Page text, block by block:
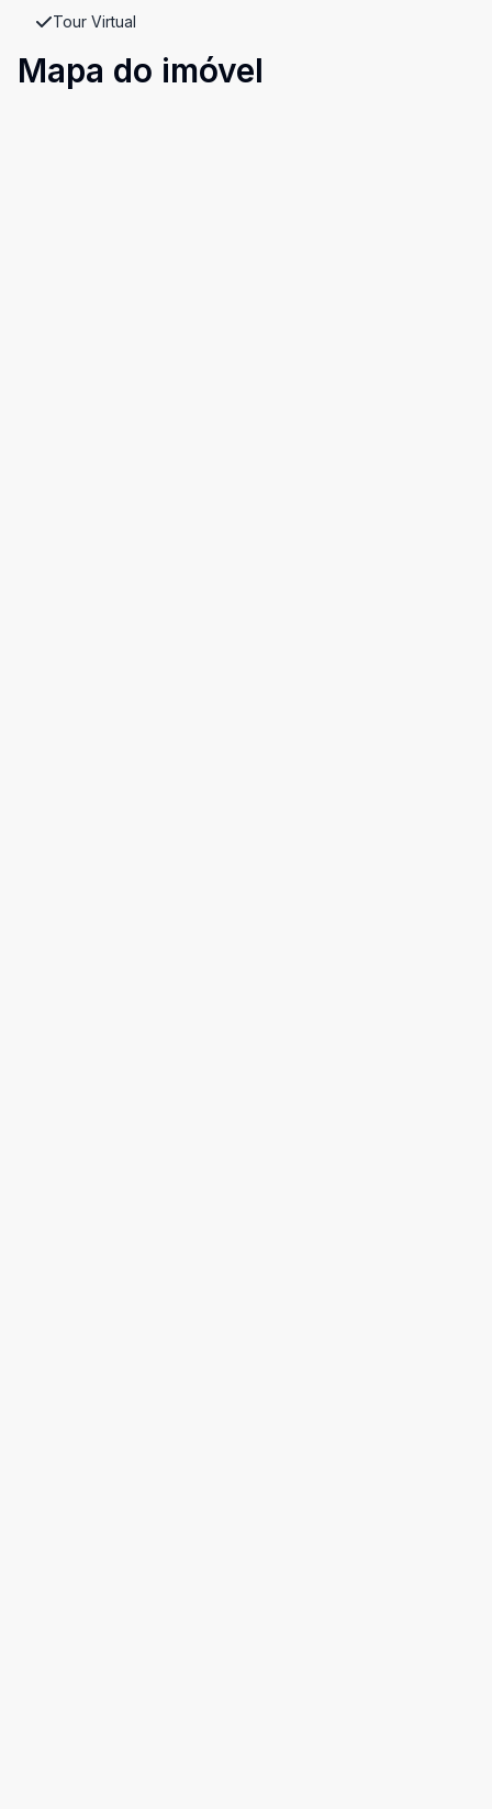
Tour Virtual
Mapa do imóvel